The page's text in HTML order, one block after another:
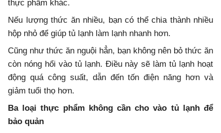
thực phẩm khác.
Nếu lượng thức ăn nhiều, bạn có thể chia thành nhiều
hộp nhỏ để giúp tủ lạnh làm lạnh nhanh hơn.
Cũng như thức ăn nguội hẳn, bạn không nên bỏ thức ăn
còn nóng hổi vào tủ lạnh. Điều này sẽ làm tủ lạnh hoạt
động quá công suất, dẫn đến tốn điện năng hơn và
giảm tuổi thọ hơn.
Ba loại thực phẩm không cần cho vào tủ lạnh để
bảo quản